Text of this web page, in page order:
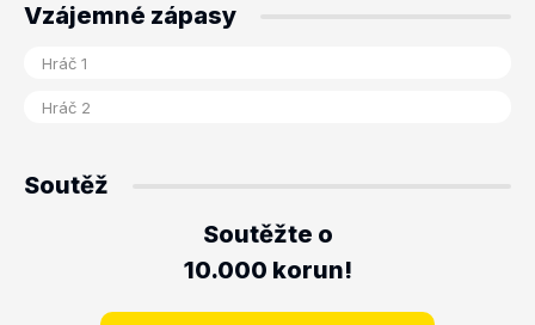
Vzájemné zápasy
Soutěž
Soutěžte o
10.000 korun!